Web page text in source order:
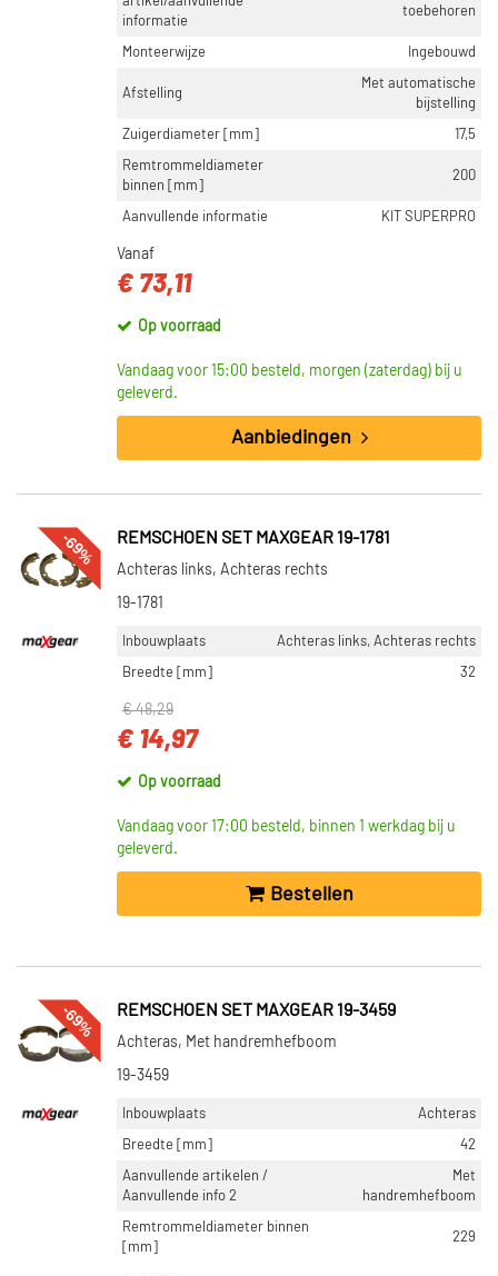
informatie
toebehoren
Monteerwijze Ingebouwd
Afstelling
Met automatische
bijstelling
Zuigerdiameter [mm]
17,5
Remtrommeldiameter
binnen [mm]
200
Aanvullende informatie KIT SUPERPRO
Vanaf
€ 73,11
Op voorraad
Vandaag voor 15:00 besteld, morgen (zaterdag) bij u
geleverd.
Aanbiedingen
-69% REMSCHOEN SET MAXGEAR 19-1781
Achteras links, Achteras rechts
19-1781
Inbouwplaats
Achteras links, Achteras rechts
Breedte [mm]
32
€ 48,29
€ 14,97
Op voorraad
Vandaag voor 17:00 besteld, binnen 1 werkdag bij u
geleverd.
Bestellen
-69% REMSCHOEN SET MAXGEAR 19-3459
Achteras, Met handremhefboom
19-3459
Inbouwplaats
Achteras
Breedte [mm]
42
Aanvullende artikelen /
Aanvullende info 2
Met
handremhefboom
Remtrommeldiameter binnen
[mm]
229